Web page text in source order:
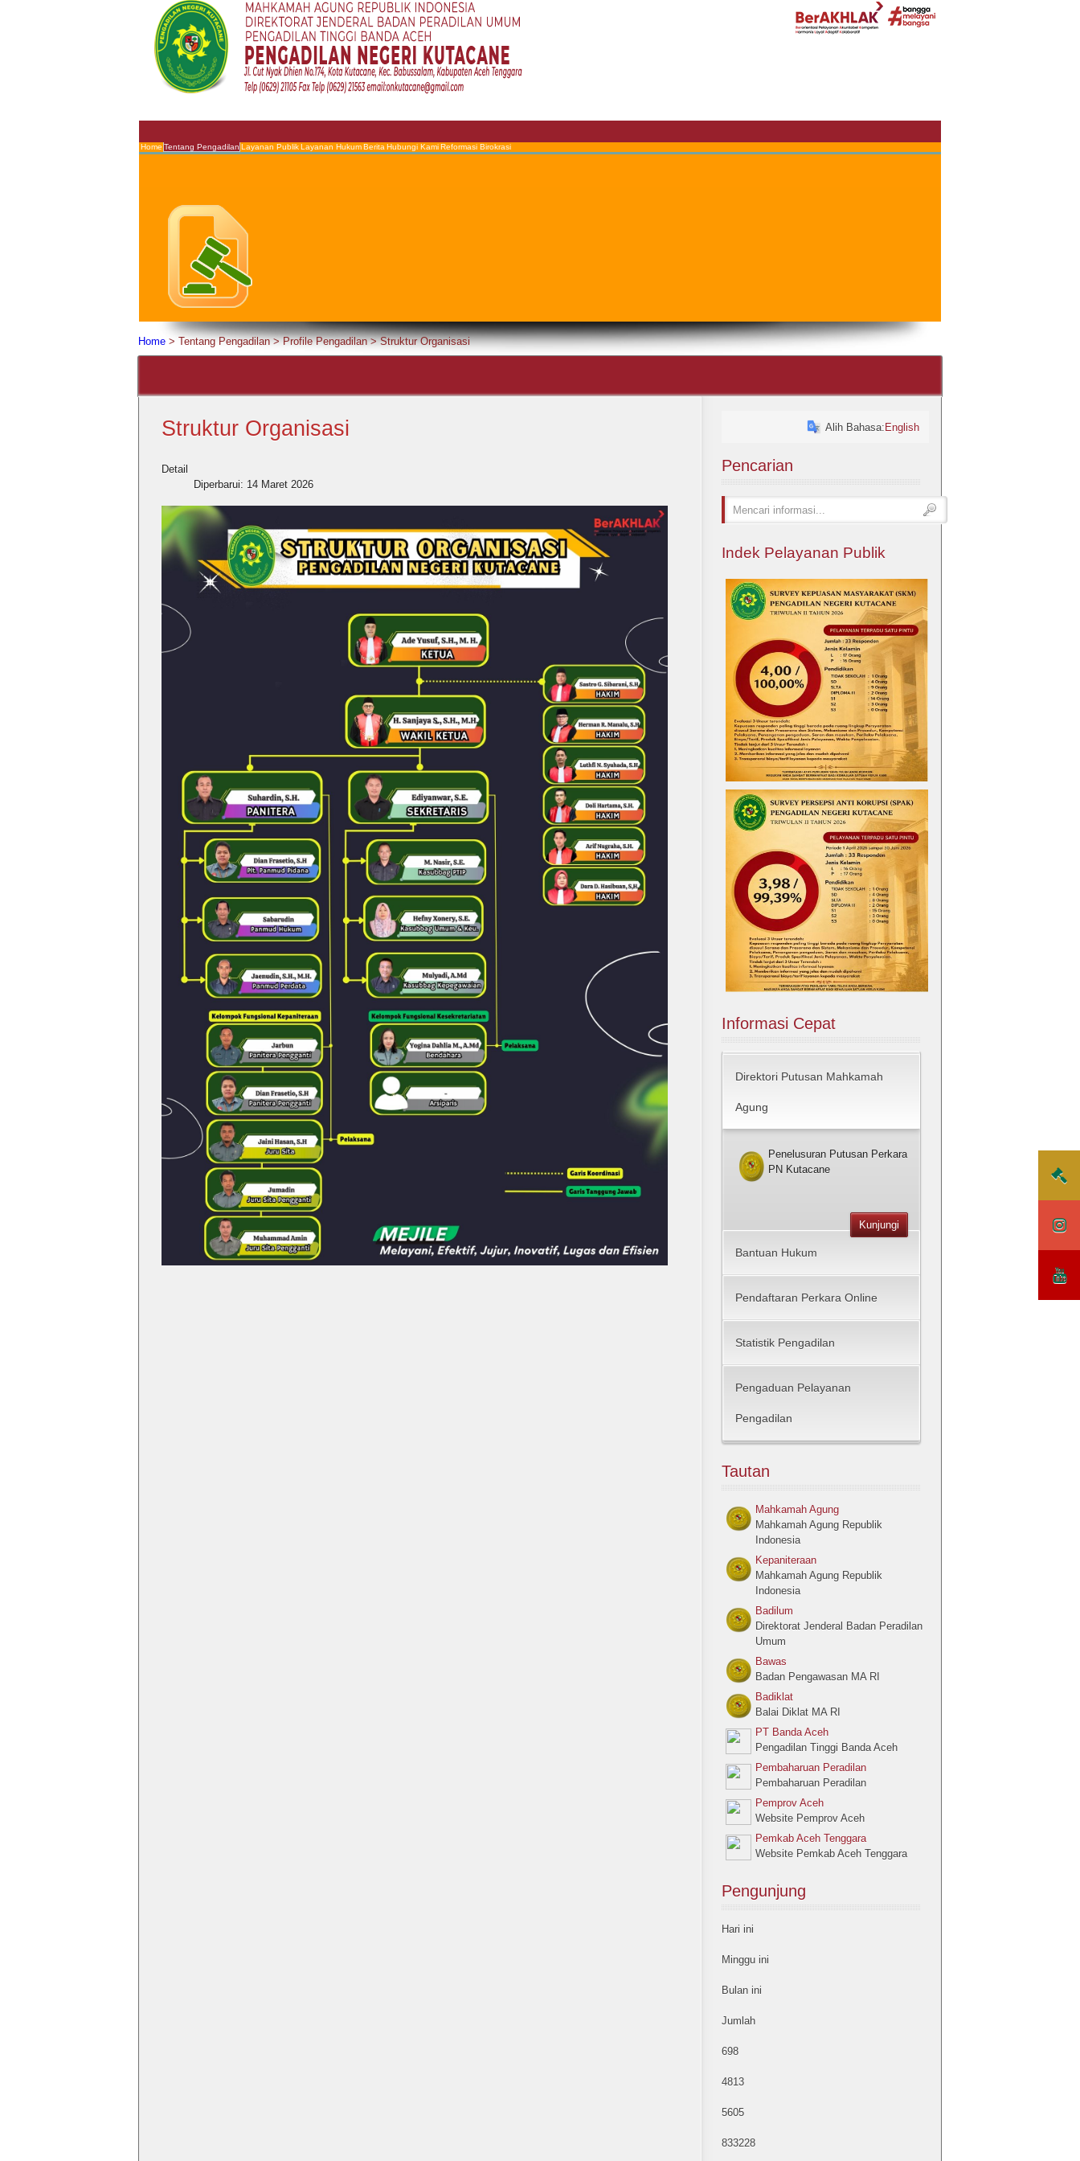
Home Tentang Pengadilan Layanan PublikLayanan HukumBerita Hubungi KamiReformasi Birokrasi
Home > Tentang Pengadilan>Profile Pengadilan>Struktur Organisasi
Struktur Organisasi
Detail
Diperbarui: 14 Maret 2026
Alih Bahasa:English
Pencarian
Indek Pelayanan Publik
Informasi Cepat
Direktori Putusan Mahkamah
Agung
Penelusuran Putusan Perkara
PN Kutacane
Kunjungi
Bantuan Hukum
Pendaftaran Perkara Online
Statistik Pengadilan
Pengaduan Pelayanan
Pengadilan
Tautan
Mahkamah Agung
Mahkamah Agung Republik
Indonesia
Kepaniteraan
Mahkamah Agung Republik
Indonesia
Badilum
Direktorat Jenderal Badan Peradilan
Umum
Bawas
Badan Pengawasan MA RI
Badiklat
Balai Diklat MA RI
PT Banda Aceh
Pengadilan Tinggi Banda Aceh
Pembaharuan Peradilan
Pembaharuan Peradilan
Pemprov Aceh
Website Pemprov Aceh
Pemkab Aceh Tenggara
Website Pemkab Aceh Tenggara
Pengunjung
Hari ini
Minggu ini
Bulan ini
Jumlah
698
4813
5605
833228